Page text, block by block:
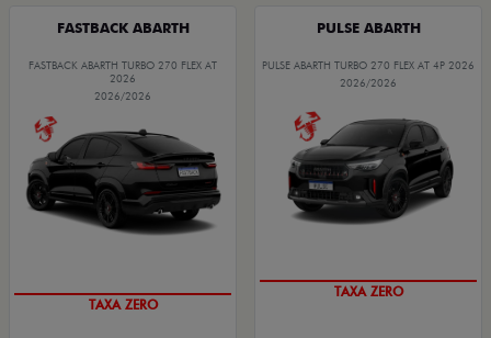
FASTBACK ABARTH
FASTBACK ABARTH TURBO 270 FLEX AT
2026
2026/2026
SAIA DE FIAT 0KM
PULSE ABARTH
PULSE ABARTH TURBO 270 FLEX AT 4P 2026
2026/2026
SAIA DE FIAT 0KM